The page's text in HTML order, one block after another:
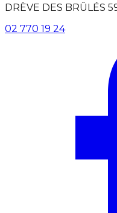
DRÈVE DES BRÛLÉS
02 770 19 24